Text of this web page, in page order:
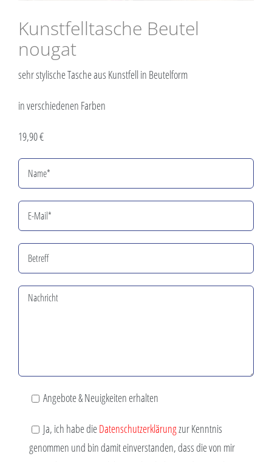
Kunstfelltasche Beutel
nougat
sehr stylische Tasche aus Kunstfell in Beutelform
in verschiedenen Farben
19,90 €
Angebote & Neuigkeiten erhalten
Ja, ich habe dieDatenschutzerklärungzur Kenntnis
genommen und bin damit einverstanden, dass die von mir